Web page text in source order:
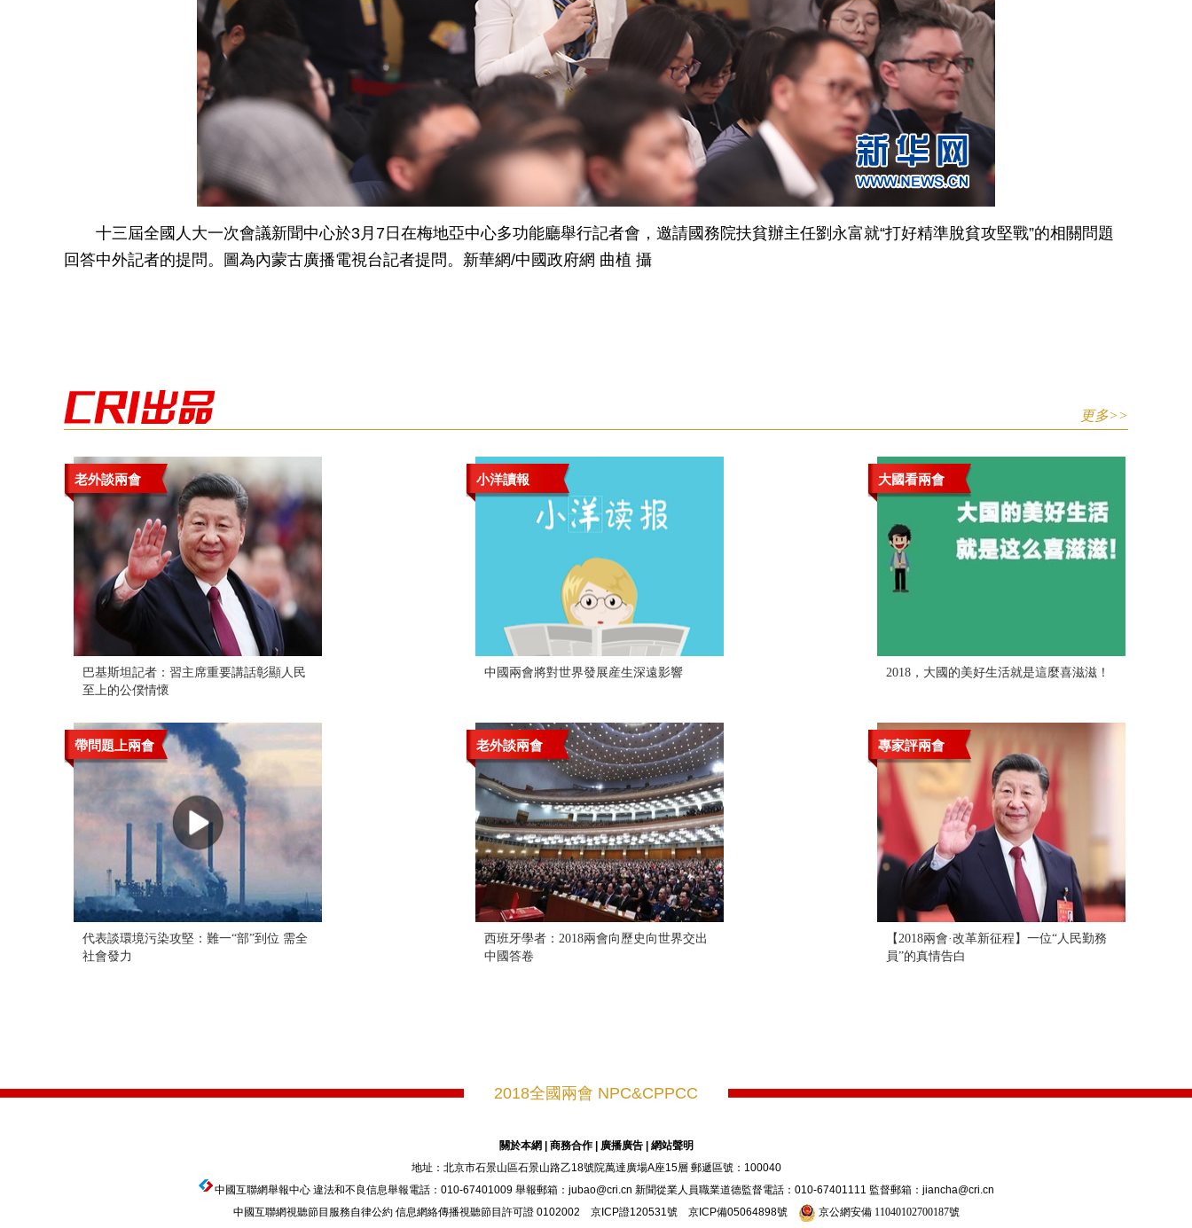
十三屆全國人大一次會議新聞中心於3月7日在梅地亞中心多功能廳舉行記者會，邀請國務院扶貧辦主任劉永富就“打好精準脫貧攻堅戰”的相關問題
回答中外記者的提問。圖為內蒙古廣播電視台記者提問。新華網/中國政府網 曲植 攝
更多>>
老外談兩會
巴基斯坦記者：習主席重要講話彰顯人民
至上的公僕情懷
小洋讀報
中國兩會將對世界發展産生深遠影響
大國看兩會
2018，大國的美好生活就是這麼喜滋滋！
帶問題上兩會
代表談環境污染攻堅：難一“部”到位 需全
社會發力
老外談兩會
西班牙學者：2018兩會向歷史向世界交出
中國答卷
專家評兩會
【2018兩會·改革新征程】一位“人民勤務
員”的真情告白
2018全國兩會 NPC&CPPCC
關於本網 商務合作| 廣播廣告| 網站聲明
地址：北京市石景山區石景山路乙18號院萬達廣場A座15層 郵遞區號：100040
中國互聯網舉報中心違法和不良信息舉報電話：010-67401009 舉報郵箱：jubao@cri.cn 新聞從業人員職業道德監督電話：010-67401111 監督郵箱：jiancha@cri.cn
中國互聯網視聽節目服務自律公約信息網絡傳播視聽節目許可證 0102002 京ICP證120531號 京ICP備05064898號 京公網安備 11040102700187號